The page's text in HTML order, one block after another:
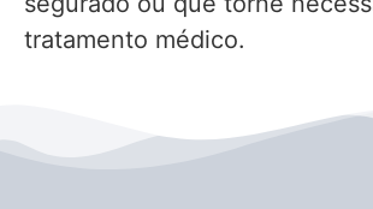
tratamento médico.